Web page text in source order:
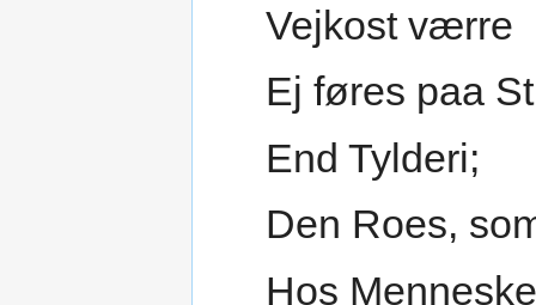
Vejkost værre
Ej føres paa
End Tylderi;
Den Roes,
Hos